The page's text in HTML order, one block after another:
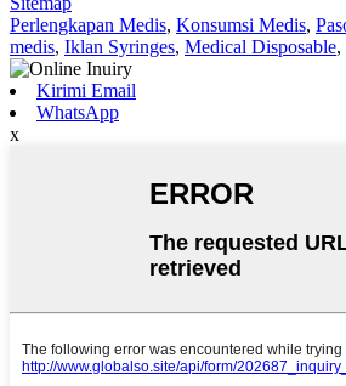
Perlengkapan Medis, Konsumsi Medis,
medis, Iklan Syringes, Medical Disposable,
Kirimi Email
WhatsApp
x